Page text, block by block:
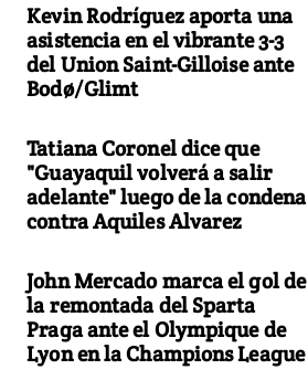
Kevin Rodríguez aporta una
asistencia en el vibrante 3-3
del Union Saint-Gilloise ante
Bodø/Glimt
Tatiana Coronel dice que
"Guayaquil volverá a salir
adelante" luego de la condena
contra Aquiles Alvarez
John Mercado marca el gol de
la remontada del Sparta
Praga ante el Olympique de
Lyon en la Champions League